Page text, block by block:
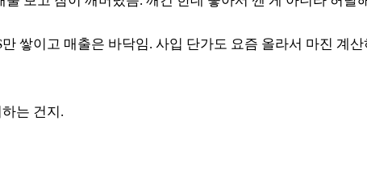
쌓이고 매출은 바닥임. 사입 단가도 요즘 올라서 마진 계
는 건지.